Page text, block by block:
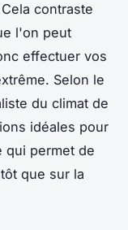
contraste
l'on peut
effectuer vos
Selon le
du climat de
idéales pour
qui permet de
que sur la